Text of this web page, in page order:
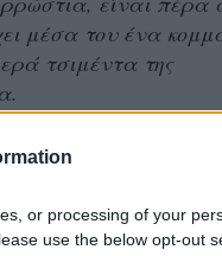
or processing of your
use the below opt-out
μέσα του ένα
τσιμέντα της
στις γαλαρίες
που τους
που έρχονται να